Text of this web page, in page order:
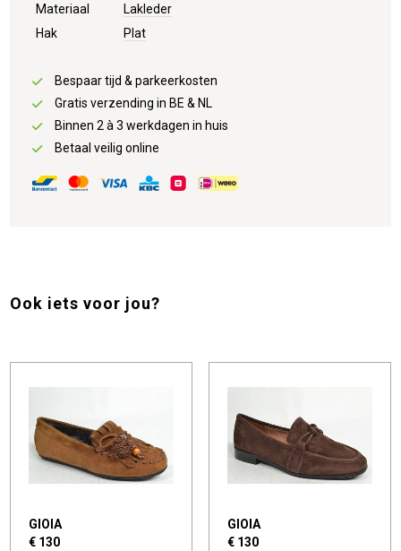
Materiaal
Lakleder
Hak
Plat
Bespaar tijd & parkeerkosten
Gratis verzending in BE & NL
Binnen 2 à 3 werkdagen in huis
Betaal veilig online
Ook iets voor jou?
GIOIA
€ 130
GIOIA
€ 130